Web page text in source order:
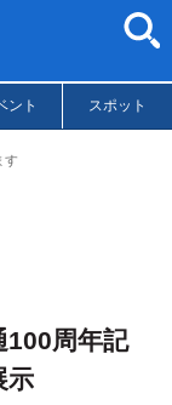
ント スポット
す
100周年記
示